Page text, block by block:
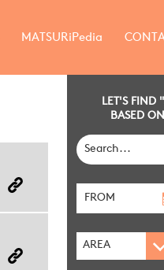
MATSURiPedia
LET'S FIND
BASED